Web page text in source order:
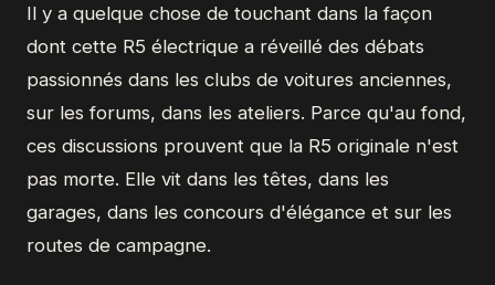
Il y a quelque chose de touchant dans la façon
dont cette R5 électrique a réveillé des débats
passionnés dans les clubs de voitures anciennes,
sur les forums, dans les ateliers. Parce qu'au fond,
ces discussions prouvent que la R5 originale n'est
pas morte. Elle vit dans les têtes, dans les
garages, dans les concours d'élégance et sur les
routes de campagne.